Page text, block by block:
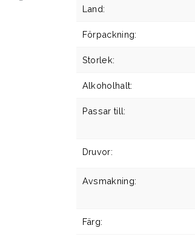
Land:
Förpackning:
Storlek:
Alkoholhalt:
Passar till:
Druvor:
Avsmakning:
Färg: